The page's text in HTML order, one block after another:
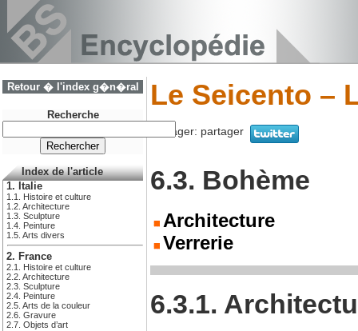
Retour � l'index g�n�ral
Recherche
Index de l'article
1. Italie
1.1. Histoire et culture
1.2. Architecture
1.3. Sculpture
1.4. Peinture
1.5. Arts divers
2. France
2.1. Histoire et culture
2.2. Architecture
2.3. Sculpture
2.4. Peinture
2.5. Arts de la couleur
2.6. Gravure
2.7. Objets d’art
Le Seicento –
Partager: partager
6.3. Bohème
Architecture
Verrerie
6.3.1.